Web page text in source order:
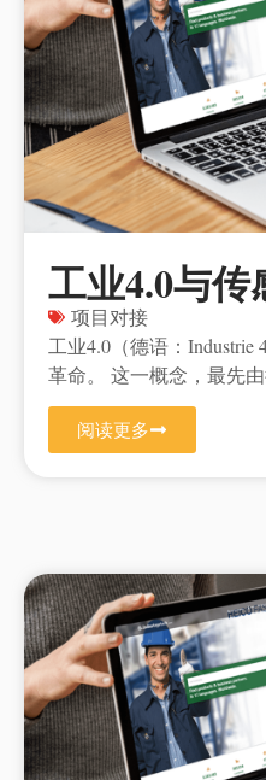
工业4.0与传
项目对接
工业4.0（德语：
革命。 这一概念，最先
阅读更多